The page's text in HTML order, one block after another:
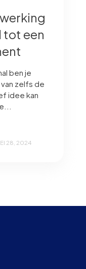
tot een
ben je
zelfs de
idee kan
28, 2024